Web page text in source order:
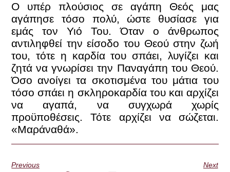
Ο υπέρ πλούσιος σε αγάπη Θεός μας
αγάπησε τόσο πολύ, ώστε θυσίασε για
εμάς τον Υιό Του. Όταν ο άνθρωπος
αντιληφθεί την είσοδο του Θεού στην ζωή
του, τότε η καρδία του σπάει, λυγίζει και
ζητά να γνωρίσει την Παναγάπη του Θεού.
Όσο ανοίγει τα σκοτισμένα του μάτια του
τόσο σπάει η σκληροκαρδία του και αρχίζει
να αγαπά, να συγχωρά χωρίς
προϋποθέσεις. Τότε αρχίζει να σώζεται.
«Μαράναθά».
Previous
Next